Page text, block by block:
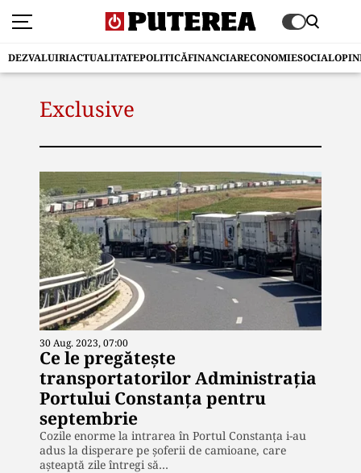
DEZVALUIRIACTUALITATEPOLITICĂFINANCIARECONOMIESOCIAL
Exclusive
30 Aug. 2023, 07:00
Ce le pregătește
transportatorilor Administrația
Portului Constanța pentru
septembrie
Cozile enorme la intrarea în Portul Constanța i-au
adus la disperare pe șoferii de camioane, care
așteaptă zile întregi să…